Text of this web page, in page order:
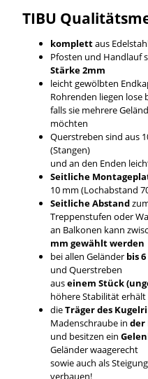
TIBU
komplettaus
Pfosten und Handlauf
Stärke 2mm
leicht gewölbten
Rohrenden liegen lose
falls sie mehrere
möchten
Querstreben sind aus
(Stangen)
und an den Enden
Seitliche
10 mm (Lochabstand
Seitliche Abstand
Treppenstufen oder
an Balkonen kann
mm gewählt werden
bei allen Geländer bis
und Querstreben
auseinem Stück
höhere Stabilität erhält
dieTräger des
Madenschraube in der
und besitzen ein
Geländer waagerecht
sowie auch als
verbauen!